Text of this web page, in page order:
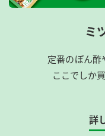
ミ
定番のぽん酢
ここでしか
詳